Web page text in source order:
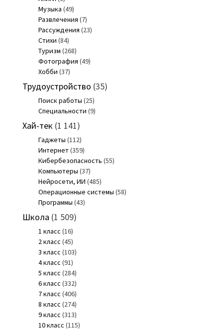
Музыка (49)
Развлечения (7)
Рассуждения (23)
Стихи (84)
Туризм (268)
Фотография (49)
Хобби (37)
Трудоустройство (35)
Поиск работы (25)
Специальности (9)
Хай-тек (1 141)
Гаджеты (112)
Интернет(359)
Кибербезопасность (55)
Компьютеры (37)
Нейросети, ИИ (485)
Операционные системы (58)
Программы (43)
Школа (1 509)
1 класс (16)
2 класс (45)
3 класс (103)
4 класс (91)
5 класс (284)
6 класс (332)
7 класс (406)
8 класс (274)
9 класс (313)
10 класс (115)